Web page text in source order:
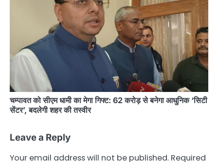
चम्पावत को सीएम धामी का मेगा गिफ्ट: 62 करोड़ से बनेगा आधुनिक ‘सिटी
सेंटर’, बदलेगी शहर की तस्वीर
Leave a Reply
Your email address will not be published. Required